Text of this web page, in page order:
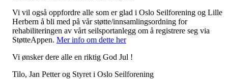
Vi vil også oppfordre alle som er glad i Oslo Seilforening og Lille
Herbern å bli med på vår støtte/innsamlingsordning for
rehabiliteringen av vårt seilsportanlegg om å registrere seg via
StøtteAppen. Mer info om dette her
Vi ønsker dere alle en riktig God Jul !
Tilo, Jan Petter og Styret i Oslo Seilforening